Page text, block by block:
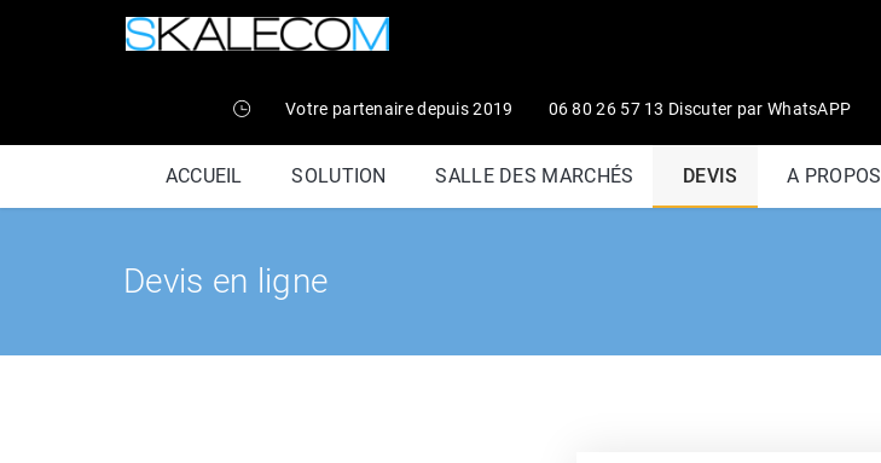
Votre partenaire depuis 2019 06 80 26 57 13 Discuter par WhatsAPP
ACCUEIL SOLUTION SALLE DES MARCHÉS DEVIS A PROPOS
Devis en ligne